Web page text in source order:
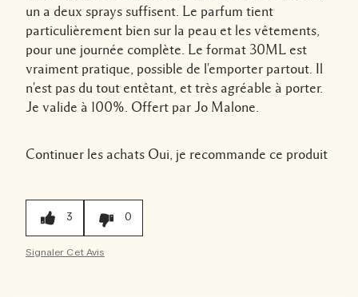
un a deux sprays suffisent. Le parfum tient
particulièrement bien sur la peau et les vêtements,
pour une journée complète. Le format 30ML est
vraiment pratique, possible de l'emporter partout. Il
n'est pas du tout entêtant, et très agréable à porter.
Je valide à 100%. Offert par Jo Malone.
Continuer les achats Oui, je recommande ce produit
3 0
Signaler Cet Avis